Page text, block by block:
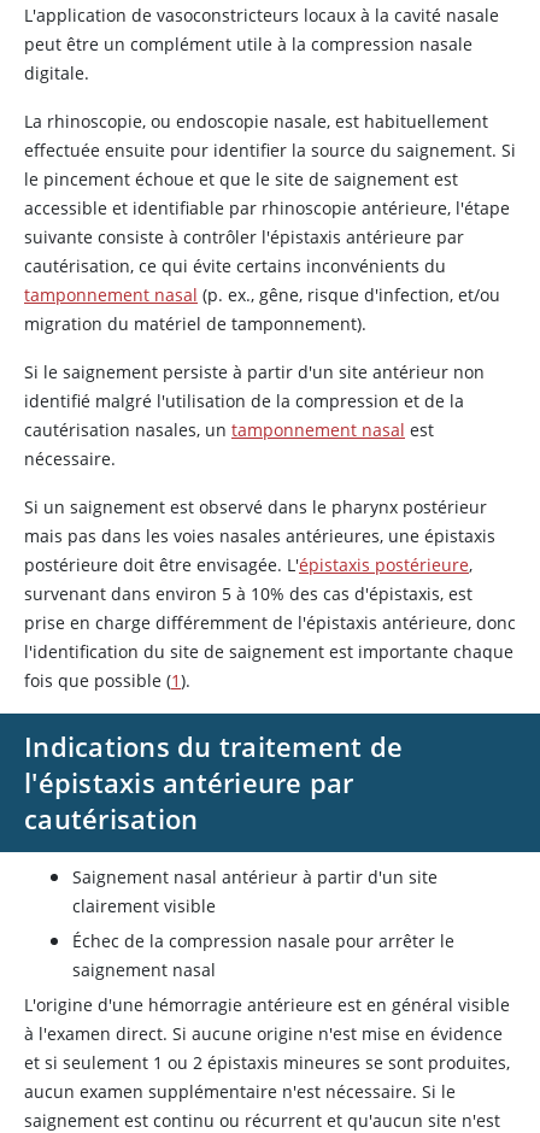
L'application de vasoconstricteurs locaux à la cavité nasale
peut être un complément utile à la compression nasale
digitale.
La rhinoscopie, ou endoscopie nasale, est habituellement
effectuée ensuite pour identifier la source du saignement. Si
le pincement échoue et que le site de saignement est
accessible et identifiable par rhinoscopie antérieure, l'étape
suivante consiste à contrôler l'épistaxis antérieure par
cautérisation, ce qui évite certains inconvénients du
tamponnement nasal (p. ex., gêne, risque d'infection, et/ou
migration du matériel de tamponnement).
Si le saignement persiste à partir d'un site antérieur non
identifié malgré l'utilisation de la compression et de la
cautérisation nasales, un tamponnement nasal est
nécessaire.
Si un saignement est observé dans le pharynx postérieur
mais pas dans les voies nasales antérieures, une épistaxis
postérieure doit être envisagée. L'épistaxis postérieure,
survenant dans environ 5 à 10% des cas d'épistaxis, est
prise en charge différemment de l'épistaxis antérieure, donc
l'identification du site de saignement est importante chaque
fois que possible (1).
Indications du traitement de
l'épistaxis antérieure par
cautérisation
Saignement nasal antérieur à partir d'un site
clairement visible
Échec de la compression nasale pour arrêter le
saignement nasal
L'origine d'une hémorragie antérieure est en général visible
à l'examen direct. Si aucune origine n'est mise en évidence
et si seulement 1 ou 2 épistaxis mineures se sont produites,
aucun examen supplémentaire n'est nécessaire. Si le
saignement est continu ou récurrent et qu'aucun site n'est